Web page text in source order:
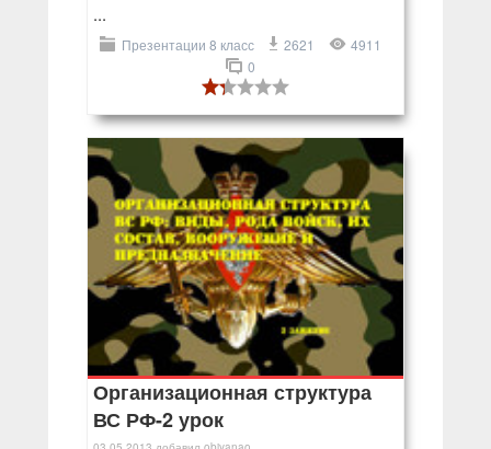
...
Презентации 8 класс 2621
4911
0
Организационная структура
ВС РФ-2 урок